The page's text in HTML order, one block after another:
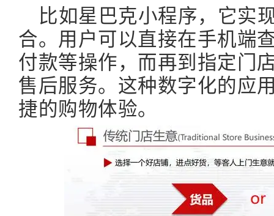
比如星巴克小程序，它实
合。用户可以直接在手机端
付款等操作，而再到指定门
售后服务。这种数字化的应
捷的购物体验。